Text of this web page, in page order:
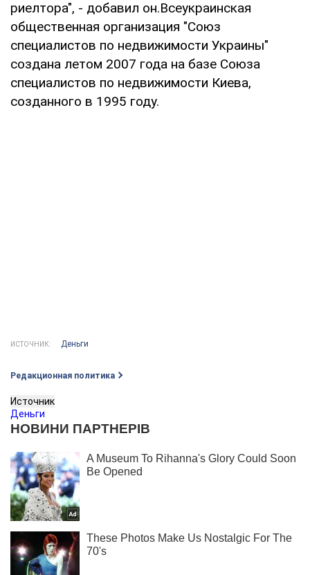
риелтора", - добавил он.Всеукраинская
общественная организация "Союз
специалистов по недвижимости Украины"
создана летом 2007 года на базе Союза
специалистов по недвижимости Киева,
созданного в 1995 году.
ИСТОЧНИК: Деньги
Редакционная политика
Источник
Деньги